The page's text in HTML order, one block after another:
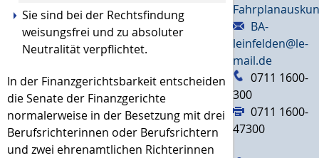
Sie sind bei der Rechtsfindung
weisungsfrei und zu absoluter
Neutralität verpflichtet.
In der Finanzgerichtsbarkeit entscheiden
die Senate der Finanzgerichte
normalerweise in der Besetzung mit drei
Berufsrichterinnen oder Berufsrichtern
und zwei ehrenamtlichen Richterinnen
BA-
leinfelden@le-
mail.de
0711 1600-
300
0711 1600-
47300